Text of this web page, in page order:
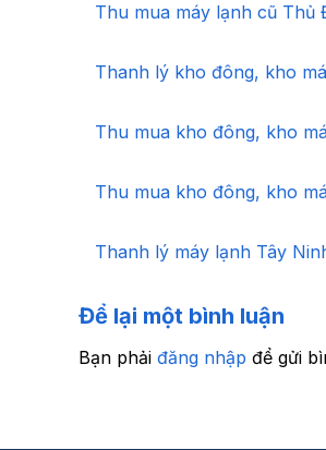
Thu mua máy lạnh cũ Thủ
Thanh lý kho đông, kho
Thu mua kho đông, kho
Thu mua kho đông, kho
Thanh lý máy lạnh Tây
Để lại một bình luận
Bạn phải đăng nhập để gửi